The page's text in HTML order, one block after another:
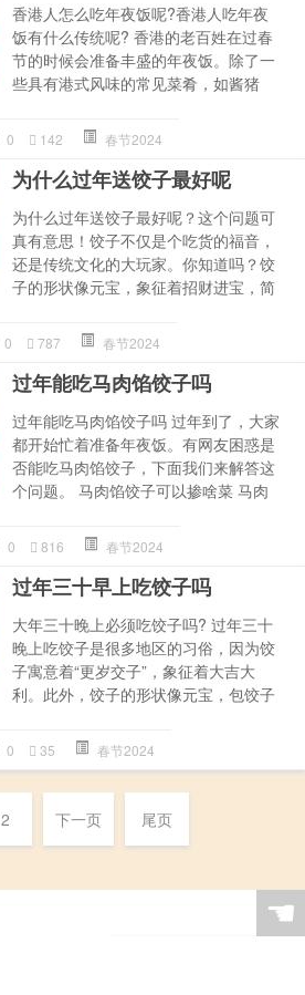
香港人怎么吃年夜饭呢?香港人吃年夜
饭有什么传统呢? 香港的老百姓在过春
节的时候会准备丰盛的年夜饭。除了一
些具有港式风味的常见菜肴，如酱猪
0 142 春节2024
为什么过年送饺子最好呢
为什么过年送饺子最好呢？这个问题可
真有意思！饺子不仅是个吃货的福音，
还是传统文化的大玩家。你知道吗？饺
子的形状像元宝，象征着招财进宝，简
0 787 春节2024
过年能吃马肉馅饺子吗
过年能吃马肉馅饺子吗 过年到了，大家
都开始忙着准备年夜饭。有网友困惑是
否能吃马肉馅饺子，下面我们来解答这
个问题。 马肉馅饺子可以掺啥菜 马肉
0 816 春节2024
过年三十早上吃饺子吗
大年三十晚上必须吃饺子吗? 过年三十
晚上吃饺子是很多地区的习俗，因为饺
子寓意着“更岁交子”，象征着大吉大
利。此外，饺子的形状像元宝，包饺子
0 35 春节2024
2 下一页 尾页
☚